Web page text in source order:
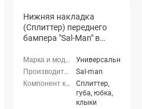
Нижняя накладка
(Сплиттер) переднего
бампера "Sal-Man" в
Универсальные
Sal-man
Сплиттер,
губа, юбка,
клыки